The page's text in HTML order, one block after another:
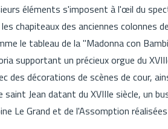
éléments s'imposent à l'œil du
chapiteaux des anciennes colonnes
le tableau de la "Madonna con
supportant un précieux orgue du
des décorations de scènes de cour,
Jean datant du XVIIIe siècle, un
Le Grand et de l'Assomption